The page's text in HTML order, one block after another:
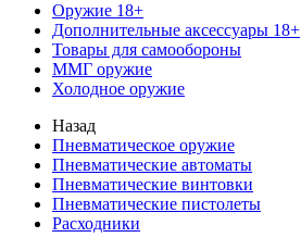
Оружие 18+
Дополнительные аксессуары 18+
Товары для самообороны
ММГ оружие
Холодное оружие
Назад
Пневматическое оружие
Пневматические автоматы
Пневматические винтовки
Пневматические пистолеты
Расходники